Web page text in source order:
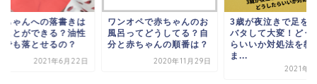
ちゃんへの落書きは
ことができる？油性
でも落とせるの？
2021年6月22日
ワンオペで赤ちゃんのお
風呂ってどうしてる？自
分と赤ちゃんの順番は？
2020年11月29日
3歳が夜泣きで足を
バタして大変！どう
らいいか対処法を教
ま...
2021年4